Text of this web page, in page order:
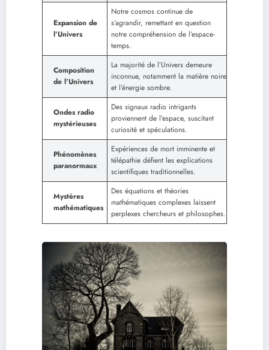
Expansion de
l’Univers
Notre cosmos continue de
s’agrandir, remettant en question
notre compréhension de l’espace-
temps.
Composition
de l’Univers
La majorité de l’Univers demeure
inconnue, notamment la matière noire
et l’énergie sombre.
Ondes radio
mystérieuses
Des signaux radio intrigants
proviennent de l’espace, suscitant
curiosité et spéculations.
Phénomènes
paranormaux
Expériences de mort imminente et
télépathie défient les explications
scientifiques traditionnelles.
Mystères
mathématiques
Des équations et théories
mathématiques complexes laissent
perplexes chercheurs et philosophes.